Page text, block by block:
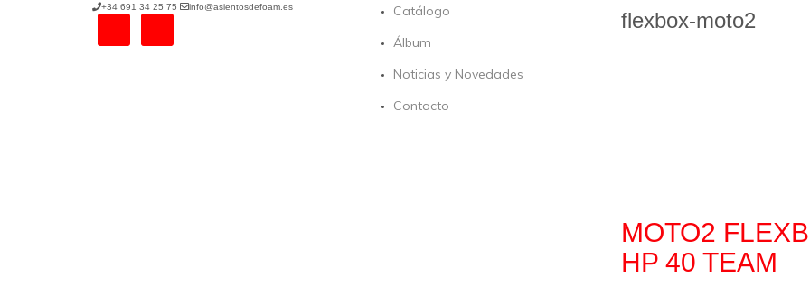
+34 691 34 25 75
info@asientosdefoam.es
Catálogo
Álbum
Noticias y Novedades
Contacto
flexbox-moto2
MOTO2
HP 40 TEAM